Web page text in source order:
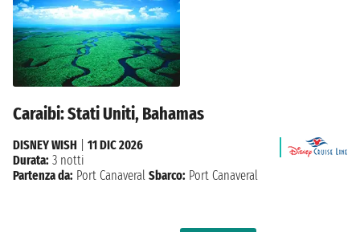
Caraibi: Stati Uniti, Bahamas
DISNEY WISH
11 DIC 2026
Durata: 3 notti
Partenza da: Port Canaveral Sbarco: Port Canaveral